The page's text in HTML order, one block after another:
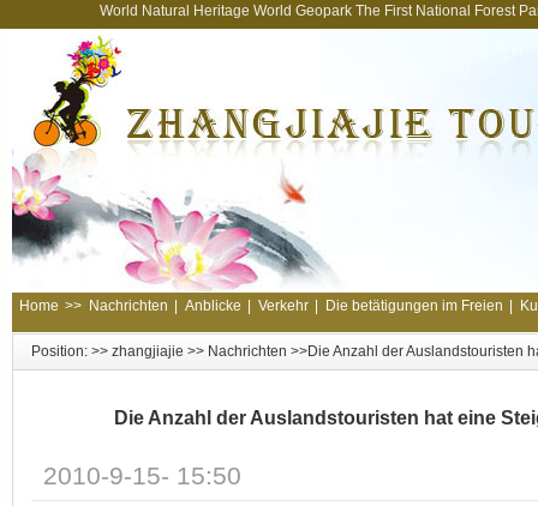
World Natural Heritage World Geopark The First National
Home >> Nachrichten Anblicke Verkehr Die betätigungen im Freien
Position: >> zhangjiajie >> Nachrichten >>Die Anzahl der Auslandstouristen
Die Anzahl der Auslandstouristen hat eine
2010-9-15- 15:50